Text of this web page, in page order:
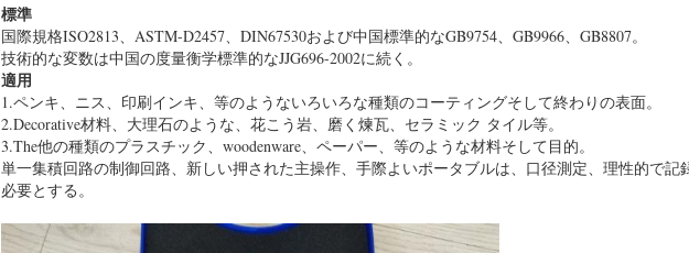
標準
国際規格ISO2813、ASTM-D2457、DIN67530および中国標準的なGB9754、GB9966、GB8807。
技術的な変数は中国の度量衡学標準的なJJG696-2002に続く。
適用
1.ペンキ、ニス、印刷インキ、等のようないろいろな種類のコーティングそして終わりの表面。
2.Decorative材料、大理石のような、花こう岩、磨く煉瓦、セラミック タイル等。
3.The他の種類のプラスチック、woodenware、ペーパー、等のような材料そして目的。
単一集積回路の制御回路、新しい押された主操作、手際よいポータブルは、口径測定、理性的で記
必要とする。